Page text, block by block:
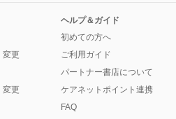
変更
変更
ヘルプ＆ガイド
初めての方へ
ご利用ガイド
パートナー書店について
ケアネットポイント連携
FAQ